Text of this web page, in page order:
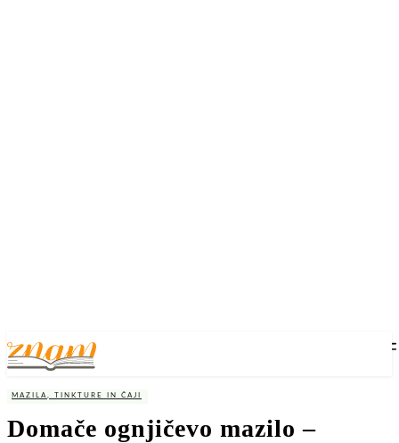
MAZILA, TINKTURE IN ČAJI
Domače ognjičevo mazilo –